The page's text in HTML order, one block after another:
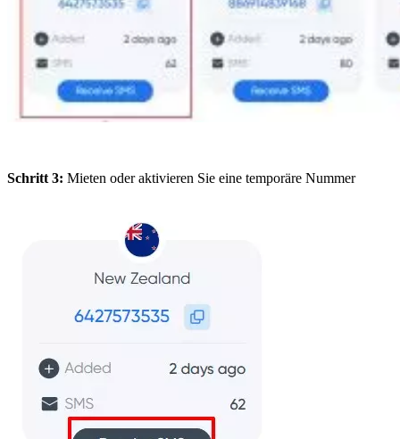
Schritt 3: Mieten oder aktivieren Sie eine temporäre Nummer